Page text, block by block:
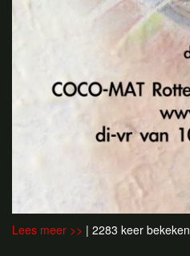
Lees meer >> | 2283 keer bekeken